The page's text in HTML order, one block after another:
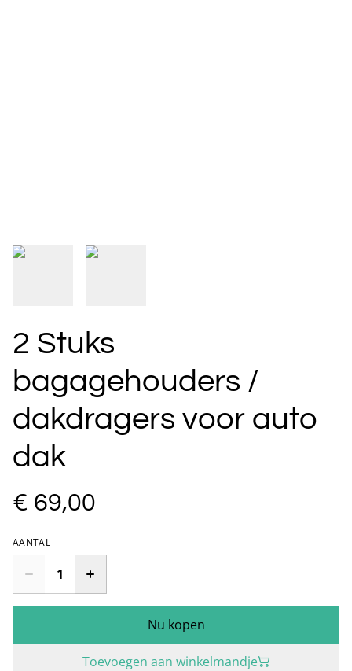
2 Stuks
bagagehouders /
dakdragers voor auto
dak
€ 69,00
AANTAL
Nu kopen
Toevoegen aan winkelmandje